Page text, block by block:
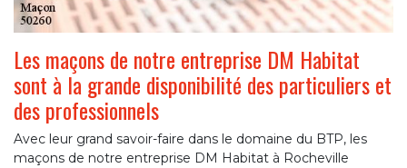
Les maçons de notre entreprise DM Habitat
sont à la grande disponibilité des particuliers et
des professionnels
Avec leur grand savoir-faire dans le domaine du BTP, les
maçons de notre entreprise DM Habitat à Rocheville